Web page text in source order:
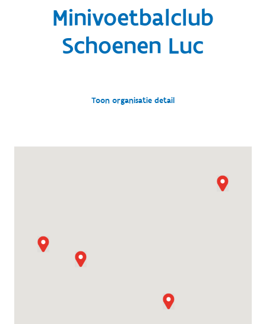
Minivoetbalclub
Schoenen Luc
Toon organisatie detail